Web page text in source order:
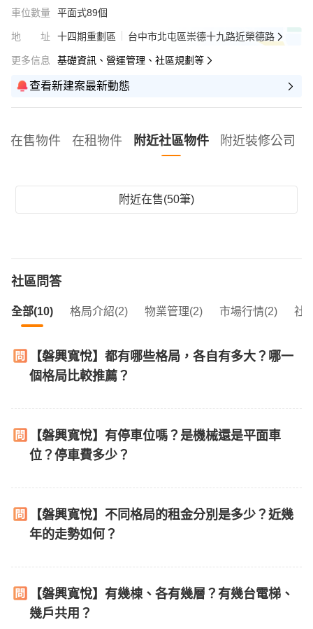
車位數量 平面式89個
地址 十四期重劃區 台中市北屯區崇德十九路近榮德路
更多信息 基礎資訊、營運管理、社區規劃等
查看新建案最新動態
在售物件 在租物件 附近社區物件 附近裝修公司
附近在售(50筆)
社區問答
全部(10) 格局介紹(2) 物業管理(2) 市場行情(2) 社
【磐興寬悅】都有哪些格局，各自有多大？哪一
個格局比較推薦？
【磐興寬悅】有停車位嗎？是機械還是平面車
位？停車費多少？
【磐興寬悅】不同格局的租金分別是多少？近幾
年的走勢如何？
【磐興寬悅】有幾棟、各有幾層？有幾台電梯、
幾戶共用？